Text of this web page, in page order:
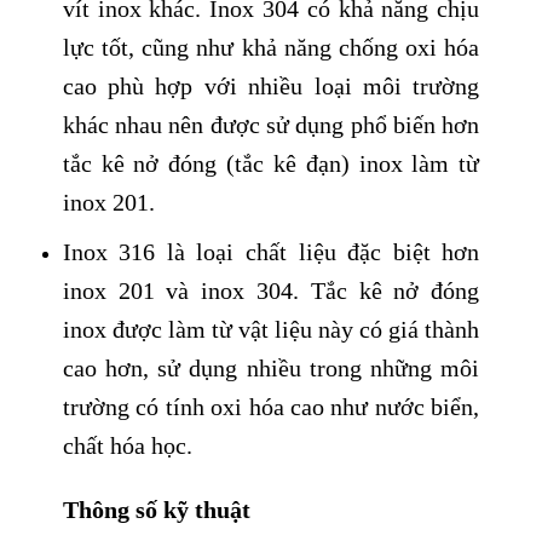
vít inox khác. Inox 304 có khả năng chịu
lực tốt, cũng như khả năng chống oxi hóa
cao phù hợp với nhiều loại môi trường
khác nhau nên được sử dụng phổ biến hơn
tắc kê nở đóng (tắc kê đạn) inox làm từ
inox 201.
Inox 316 là loại chất liệu đặc biệt hơn
inox 201 và inox 304. Tắc kê nở đóng
inox được làm từ vật liệu này có giá thành
cao hơn, sử dụng nhiều trong những môi
trường có tính oxi hóa cao như nước biển,
chất hóa học.
Thông số kỹ thuật